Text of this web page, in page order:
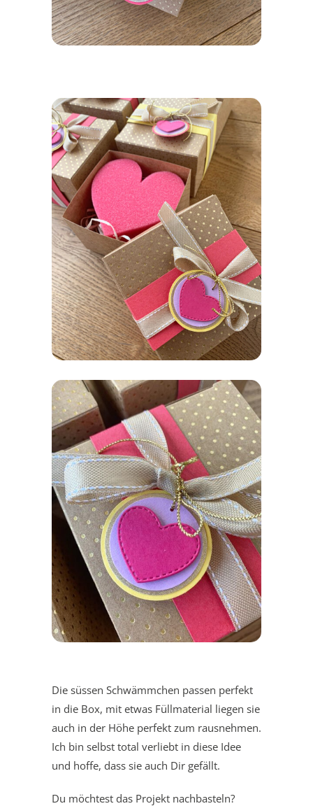
Die süssen Schwämmchen passen perfekt
in die Box, mit etwas Füllmaterial liegen sie
auch in der Höhe perfekt zum rausnehmen.
Ich bin selbst total verliebt in diese Idee
und hoffe, dass sie auch Dir gefällt.
Du möchtest das Projekt nachbasteln?